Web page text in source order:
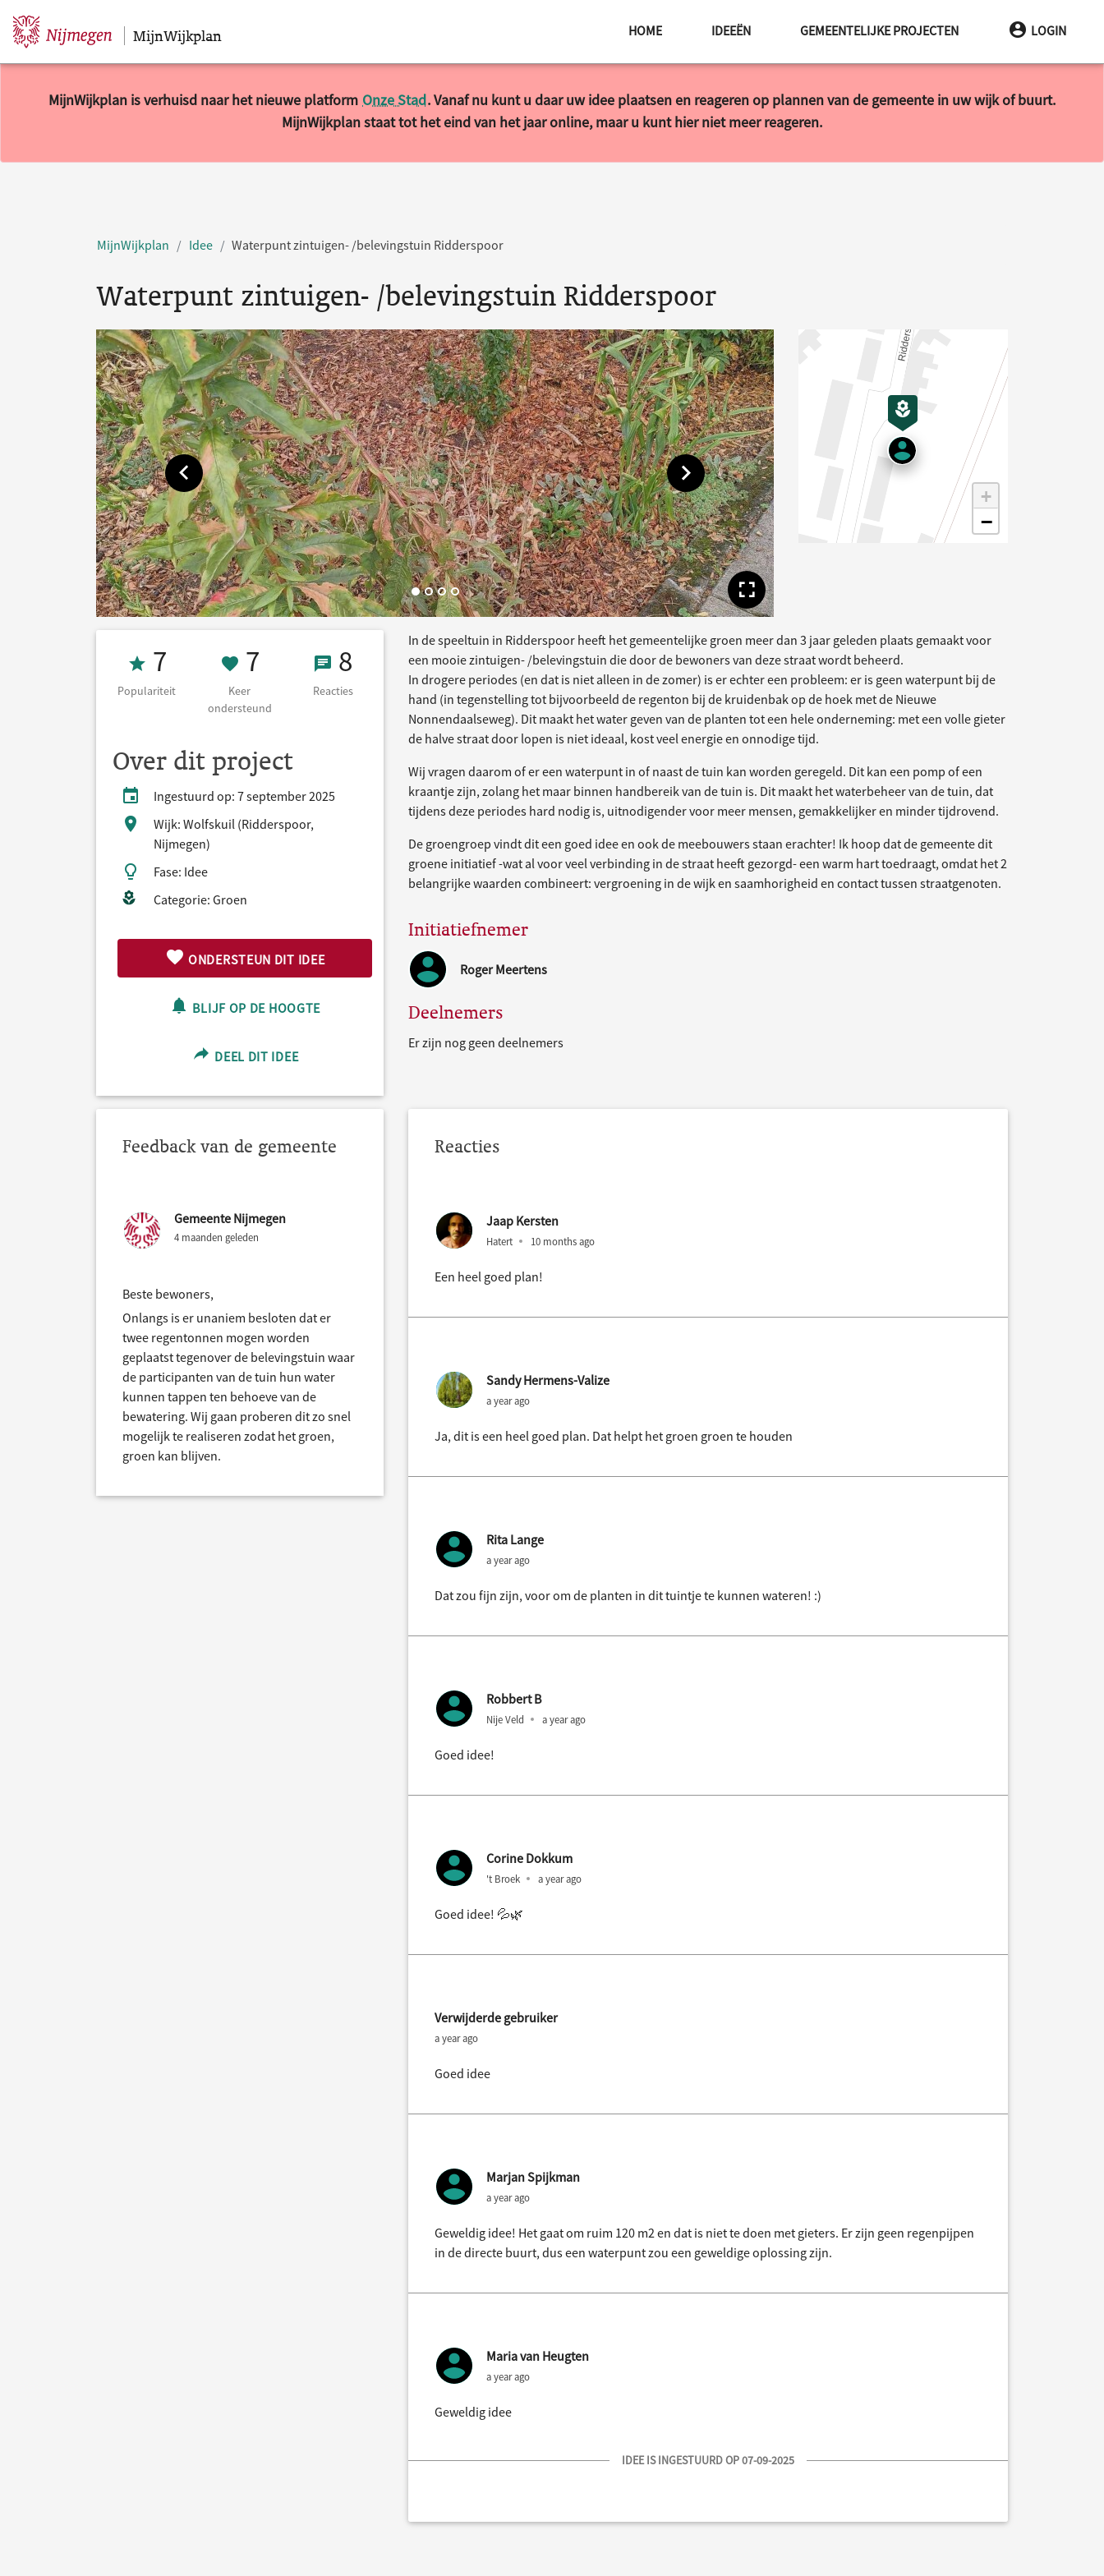
Sla navigatie over MijnWijkplan HOME IDEEËN GEMEENTELIJKE PROJECTEN LOGIN
MijnWijkplan is verhuisd naar het nieuwe platform Onze Stad. Vanaf nu kunt u daar uw idee plaatsen en reageren op plannen van de gemeente in uw wijk of buurt.
MijnWijkplan staat tot het eind van het jaar online, maar u kunt hier niet meer reageren.
MijnWijkplan Idee Waterpunt zintuigen- /belevingstuin Ridderspoor
Waterpunt zintuigen- /belevingstuin Ridderspoor
Toon vorige afbeelding Toon volgende afbeelding
Toon volledige afbeelding
+
−
Populariteit 7
7
Populariteit
7 Keer ondersteund
7
Keer
ondersteund
8 Reacties
8
Reacties
Over dit project
Ingestuurd op: 7 september 2025
Wijk: Wolfskuil (Ridderspoor,
Nijmegen)
Fase: Idee
Categorie: Groen
ONDERSTEUN DIT IDEE
BLIJF OP DE HOOGTE
DEEL DIT IDEE
In de speeltuin in Ridderspoor heeft het gemeentelijke groen meer dan 3 jaar geleden plaats gemaakt voor
een mooie zintuigen- /belevingstuin die door de bewoners van deze straat wordt beheerd.
In drogere periodes (en dat is niet alleen in de zomer) is er echter een probleem: er is geen waterpunt bij de
hand (in tegenstelling tot bijvoorbeeld de regenton bij de kruidenbak op de hoek met de Nieuwe
Nonnendaalseweg). Dit maakt het water geven van de planten tot een hele onderneming: met een volle gieter
de halve straat door lopen is niet ideaal, kost veel energie en onnodige tijd.
Wij vragen daarom of er een waterpunt in of naast de tuin kan worden geregeld. Dit kan een pomp of een
kraantje zijn, zolang het maar binnen handbereik van de tuin is. Dit maakt het waterbeheer van de tuin, dat
tijdens deze periodes hard nodig is, uitnodigender voor meer mensen, gemakkelijker en minder tijdrovend.
De groengroep vindt dit een goed idee en ook de meebouwers staan erachter! Ik hoop dat de gemeente dit
groene initiatief -wat al voor veel verbinding in de straat heeft gezorgd- een warm hart toedraagt, omdat het 2
belangrijke waarden combineert: vergroening in de wijk en saamhorigheid en contact tussen straatgenoten.
Initiatiefnemer
Roger Meertens
Deelnemers
Er zijn nog geen deelnemers
Feedback van de gemeente
Gemeente Nijmegen
4 maanden geleden
Beste bewoners,
Onlangs is er unaniem besloten dat er
twee regentonnen mogen worden
geplaatst tegenover de belevingstuin waar
de participanten van de tuin hun water
kunnen tappen ten behoeve van de
bewatering. Wij gaan proberen dit zo snel
mogelijk te realiseren zodat het groen,
groen kan blijven.
Reacties
Jaap Kersten
Hatert 10 months ago
Een heel goed plan!
Sandy Hermens-Valize
a year ago
Ja, dit is een heel goed plan. Dat helpt het groen groen te houden
Rita Lange
a year ago
Dat zou fijn zijn, voor om de planten in dit tuintje te kunnen wateren! :)
Robbert B
Nije Veld a year ago
Goed idee!
Corine Dokkum
't Broek a year ago
Goed idee! 💦🌿
Verwijderde gebruiker
a year ago
Goed idee
Marjan Spijkman
a year ago
Geweldig idee! Het gaat om ruim 120 m2 en dat is niet te doen met gieters. Er zijn geen regenpijpen
in de directe buurt, dus een waterpunt zou een geweldige oplossing zijn.
Maria van Heugten
a year ago
Geweldig idee
IDEE IS INGESTUURD OP 07-09-2025